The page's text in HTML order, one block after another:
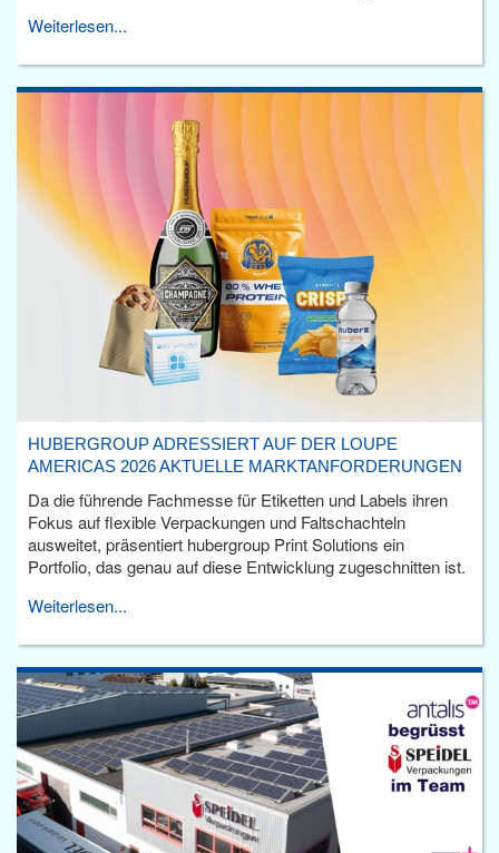
Weiterlesen...
HUBERGROUP ADRESSIERT AUF DER LOUPE
AMERICAS 2026 AKTUELLE MARKTANFORDERUNGEN
Da die führende Fachmesse für Etiketten und Labels ihren
Fokus auf flexible Verpackungen und Faltschachteln
ausweitet, präsentiert hubergroup Print Solutions ein
Portfolio, das genau auf diese Entwicklung zugeschnitten ist.
Weiterlesen...